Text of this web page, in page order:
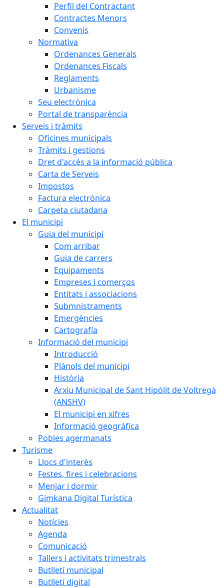
Perfil del Contractant
Contractes Menors
Convenis
Normativa
Ordenances Generals
Ordenances Fiscals
Reglaments
Urbanisme
Seu electrònica
Portal de transparència
Serveis i tràmits
Oficines municipals
Tràmits i gestions
Dret d'accés a la informació pública
Carta de Serveis
Impostos
Factura electrònica
Carpeta ciutadana
El municipi
Guia del municipi
Com arribar
Guia de carrers
Equipaments
Empreses i comerços
Entitats i associacions
Submnistraments
Emergències
Cartografía
Informació del municipi
Introducció
Plànols del municipi
Història
Arxiu Municipal de Sant Hipòlit de Voltregà
(ANSHV)
El municipi en xifres
Informació geogràfica
Pobles agermanats
Turisme
Llocs d'interès
Festes, fires i celebracions
Menjar i dormir
Gimkana Digital Turística
Actualitat
Notícies
Agenda
Comunicació
Tallers i activitats trimestrals
Butlletí municipal
Butlletí digital